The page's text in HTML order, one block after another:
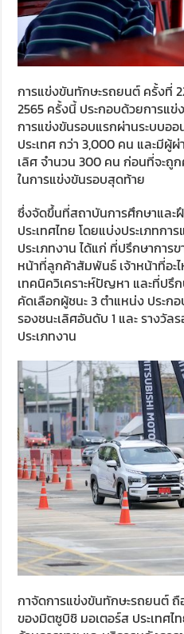
การแข่งขันทักษะรถยนต์ ครั้งที่
2565 ครั้งนี้ ประกอบด้วยการแ
การแข่งขันรอบแรกผ่านระบบอ
ประเทศ กว่า 3,000 คน และมีผู้
เลิศ จำนวน 300 คน ก่อนที่จะถู
ในการแข่งขันรอบสุดท้าย
ซึ่งจัดขึ้นที่สถาบันการศึกษาแล
ประเทศไทย โดยแบ่งประเภทกา
ประเภทงาน ได้แก่ ที่ปรึกษาการ
หน้าที่ลูกค้าสัมพันธ์ เจ้าหน้าที่อะ
เทคนิควิเคราะห์ปัญหา และที่ปรึ
คัดเลือกผู้ชนะ 3 ตำแหน่ง ประก
รองชนะเลิศอันดับ 1 และ รางวัล
ประเภทงาน
กาจัดการแข่งขันทักษะรถยนต์
ของมิตซูบิชิ มอเตอร์ส ประเทศ